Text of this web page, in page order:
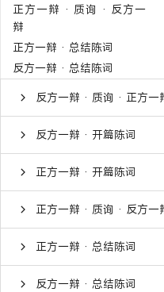
正方一辩 · 质询 · 反方一
辩
正方一辩 · 总结陈词
反方一辩 · 总结陈词
反方一辩 · 质询 · 正方一
反方一辩 · 开篇陈词
正方一辩 · 开篇陈词
正方一辩 · 质询 · 反方一
正方一辩 · 总结陈词
反方一辩 · 总结陈词